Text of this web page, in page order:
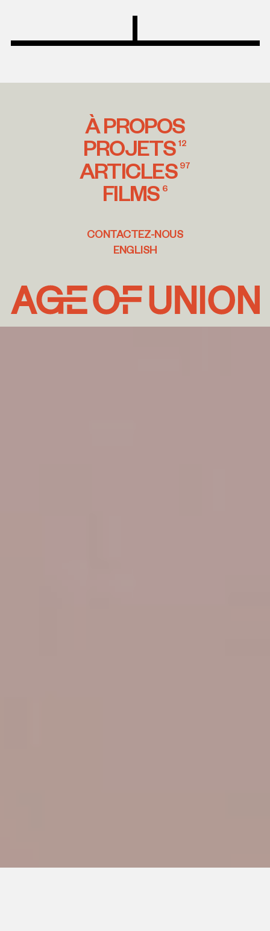
À PROPOS
PROJETS 12
ARTICLES 97
FILMS 6
CONTACTEZ-NOUS
ENGLISH
Age
of
Union